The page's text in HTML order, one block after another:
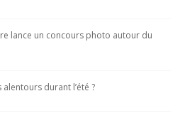
lance un concours photo autour du
durant l’été ?